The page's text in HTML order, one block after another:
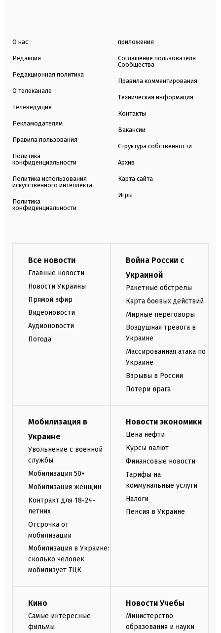
О нас
Редакция
Редакционная политика
О телеканале
Телеведущие
Рекламодателям
Правила пользования
Политика
конфиденциальности
Политика использования
искусственного интеллекта
Политика
конфиденциальности
приложения
Соглашение пользователя
Сообщества
Правила комментирования
Техническая информация
Контакты
Вакансии
Структура собственности
Архив
Карта сайта
Игры
Все новости
Главные новости
Новости Украины
Прямой эфир
Видеоновости
Аудионовости
Погода
Война России с
Украиной
Ракетные обстрелы
Карта боевых действий
Мирные переговоры
Воздушная тревога в
Украине
Массированная атака по
Украине
Взрывы в России
Потери врага
Мобилизация в
Украине
Увольнение с военной
службы
Мобилизация 50+
Мобилизация женщин
Контракт для 18-24-
летних
Отсрочка от
мобилизации
Мобилизация в Украине:
сколько человек
мобилизует ТЦК
Новости экономики
Цена нефти
Курсы валют
Финансовые новости
Тарифы на
коммунальные услуги
Налоги
Пенсия в Украине
Кино
Самые интересные
фильмы
Новости Учебы
Министерство
образования и науки